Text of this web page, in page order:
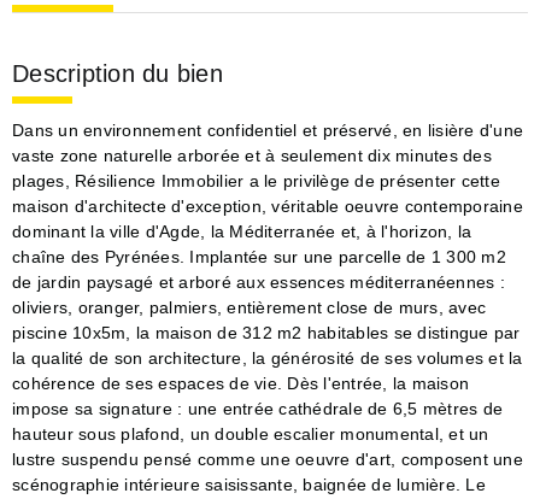
Description du bien
Dans un environnement confidentiel et préservé, en lisière d'une
vaste zone naturelle arborée et à seulement dix minutes des
plages, Résilience Immobilier a le privilège de présenter cette
maison d'architecte d'exception, véritable oeuvre contemporaine
dominant la ville d'Agde, la Méditerranée et, à l'horizon, la
chaîne des Pyrénées. Implantée sur une parcelle de 1 300 m2
de jardin paysagé et arboré aux essences méditerranéennes :
oliviers, oranger, palmiers, entièrement close de murs, avec
piscine 10x5m, la maison de 312 m2 habitables se distingue par
la qualité de son architecture, la générosité de ses volumes et la
cohérence de ses espaces de vie. Dès l'entrée, la maison
impose sa signature : une entrée cathédrale de 6,5 mètres de
hauteur sous plafond, un double escalier monumental, et un
lustre suspendu pensé comme une oeuvre d'art, composent une
scénographie intérieure saisissante, baignée de lumière. Le